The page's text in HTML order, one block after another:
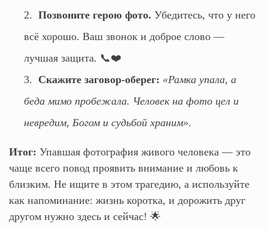
Позвоните герою фото. Убедитесь, что у него
всё хорошо. Ваш звонок и доброе слово —
лучшая защита. 📞❤️
Скажите заговор-оберег: «Рамка упала, а
беда мимо пробежала. Человек на фото цел и
невредим, Богом и судьбой храним».
Итог: Упавшая фотография живого человека — это
чаще всего повод проявить внимание и любовь к
близким. Не ищите в этом трагедию, а используйте
как напоминание: жизнь коротка, и дорожить друг
другом нужно здесь и сейчас! 🌟